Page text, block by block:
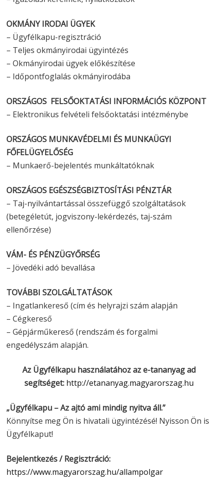
OKMÁNY IRODAI ÜGYEK
– Ügyfélkapu-regisztráció
– Teljes okmányirodai ügyintézés
– Okmányirodai ügyek előkészítése
– Időpontfoglalás okmányirodába
ORSZÁGOS FELSŐOKTATÁSI INFORMÁCIÓS KÖZPONT
– Elektronikus felvételi felsőoktatási intézménybe
ORSZÁGOS MUNKAVÉDELMI ÉS MUNKAÜGYI
FŐFELÜGYELŐSÉG
– Munkaerő-bejelentés munkáltatóknak
ORSZÁGOS EGÉSZSÉGBIZTOSÍTÁSI PÉNZTÁR
– Taj-nyilvántartással összefüggő szolgáltatások
(betegéletút, jogviszony-lekérdezés, taj-szám
ellenőrzése)
VÁM- ÉS PÉNZÜGYŐRSÉG
– Jövedéki adó bevallása
TOVÁBBI SZOLGÁLTATÁSOK
– Ingatlankereső (cím és helyrajzi szám alapján
– Cégkereső
– Gépjárműkereső (rendszám és forgalmi
engedélyszám alapján.
Az Ügyfélkapu használatához az e-tananyag ad
segítséget: http://etananyag.magyarorszag.hu
„Ügyfélkapu – Az ajtó ami mindig nyitva áll.”
Könnyítse meg Ön is hivatali ügyintézésé! Nyisson Ön is
Ügyfélkaput!
Bejelentkezés / Regisztráció:
https://www.magyarorszag.hu/allampolgar